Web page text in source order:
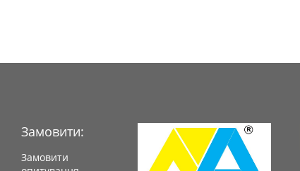
Замовити:
Замовити